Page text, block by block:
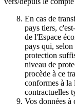
En cas de
pays tiers,
de l'Espace
pays qui, selon
protection
niveau de
procède à ce
conformes à la
contractuelles
Vos données à